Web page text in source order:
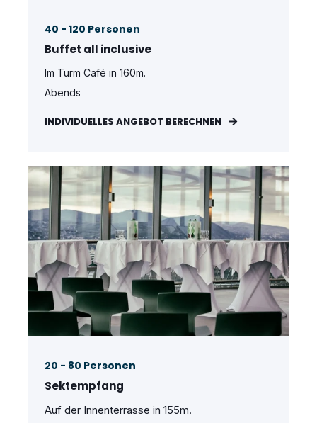
40 - 120 Personen
Buffet all inclusive
Im Turm Café in 160m.
Abends
INDIVIDUELLES ANGEBOT BERECHNEN
20 - 80 Personen
Sektempfang
Auf der Innenterrasse in 155m.